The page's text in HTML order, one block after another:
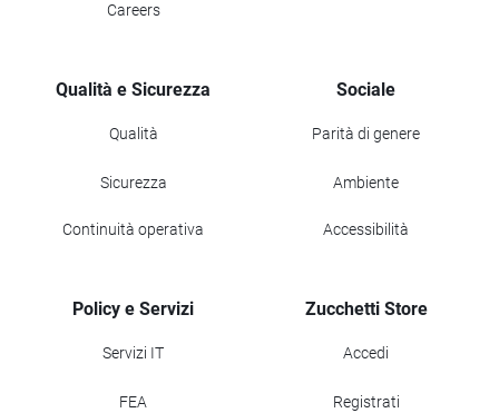
Careers
Qualità e Sicurezza
Qualità
Sicurezza
Continuità operativa
Sociale
Parità di genere
Ambiente
Accessibilità
Policy e Servizi
Servizi IT
FEA
Zucchetti Store
Accedi
Registrati